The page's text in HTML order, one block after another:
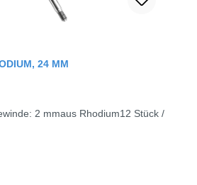
24 MM
2 mmaus Rhodium12 Stück /